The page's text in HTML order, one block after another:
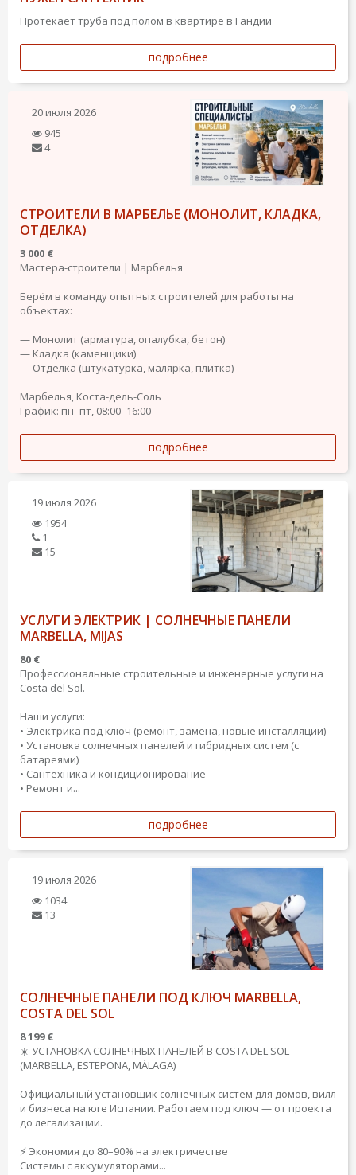
Протекает труба под полом в квартире в Гандии
подробнее
20 июля 2026
945
4
СТРОИТЕЛИ В МАРБЕЛЬЕ (МОНОЛИТ, КЛАДКА,
ОТДЕЛКА)
3 000 €
Мастера-строители | Марбелья
Берём в команду опытных строителей для работы на
объектах:
— Монолит (арматура, опалубка, бетон)
— Кладка (каменщики)
— Отделка (штукатурка, малярка, плитка)
Марбелья, Коста-дель-Соль
График: пн–пт, 08:00–16:00
подробнее
19 июля 2026
1954
1
15
УСЛУГИ ЭЛЕКТРИК | СОЛНЕЧНЫЕ ПАНЕЛИ
MARBELLA, MIJAS
80 €
Профессиональные строительные и инженерные услуги на
Costa del Sol.
Наши услуги:
• Электрика под ключ (ремонт, замена, новые инсталляции)
• Установка солнечных панелей и гибридных систем (с
батареями)
• Сантехника и кондиционирование
• Ремонт и...
подробнее
19 июля 2026
1034
13
СОЛНЕЧНЫЕ ПАНЕЛИ ПОД КЛЮЧ MARBELLA,
COSTA DEL SOL
8 199 €
☀️ УСТАНОВКА СОЛНЕЧНЫХ ПАНЕЛЕЙ В COSTA DEL SOL
(MARBELLA, ESTEPONA, MÁLAGA)
Официальный установщик солнечных систем для домов, вилл
и бизнеса на юге Испании. Работаем под ключ — от проекта
до легализации.
⚡ Экономия до 80–90% на электричестве
Системы с аккумуляторами...